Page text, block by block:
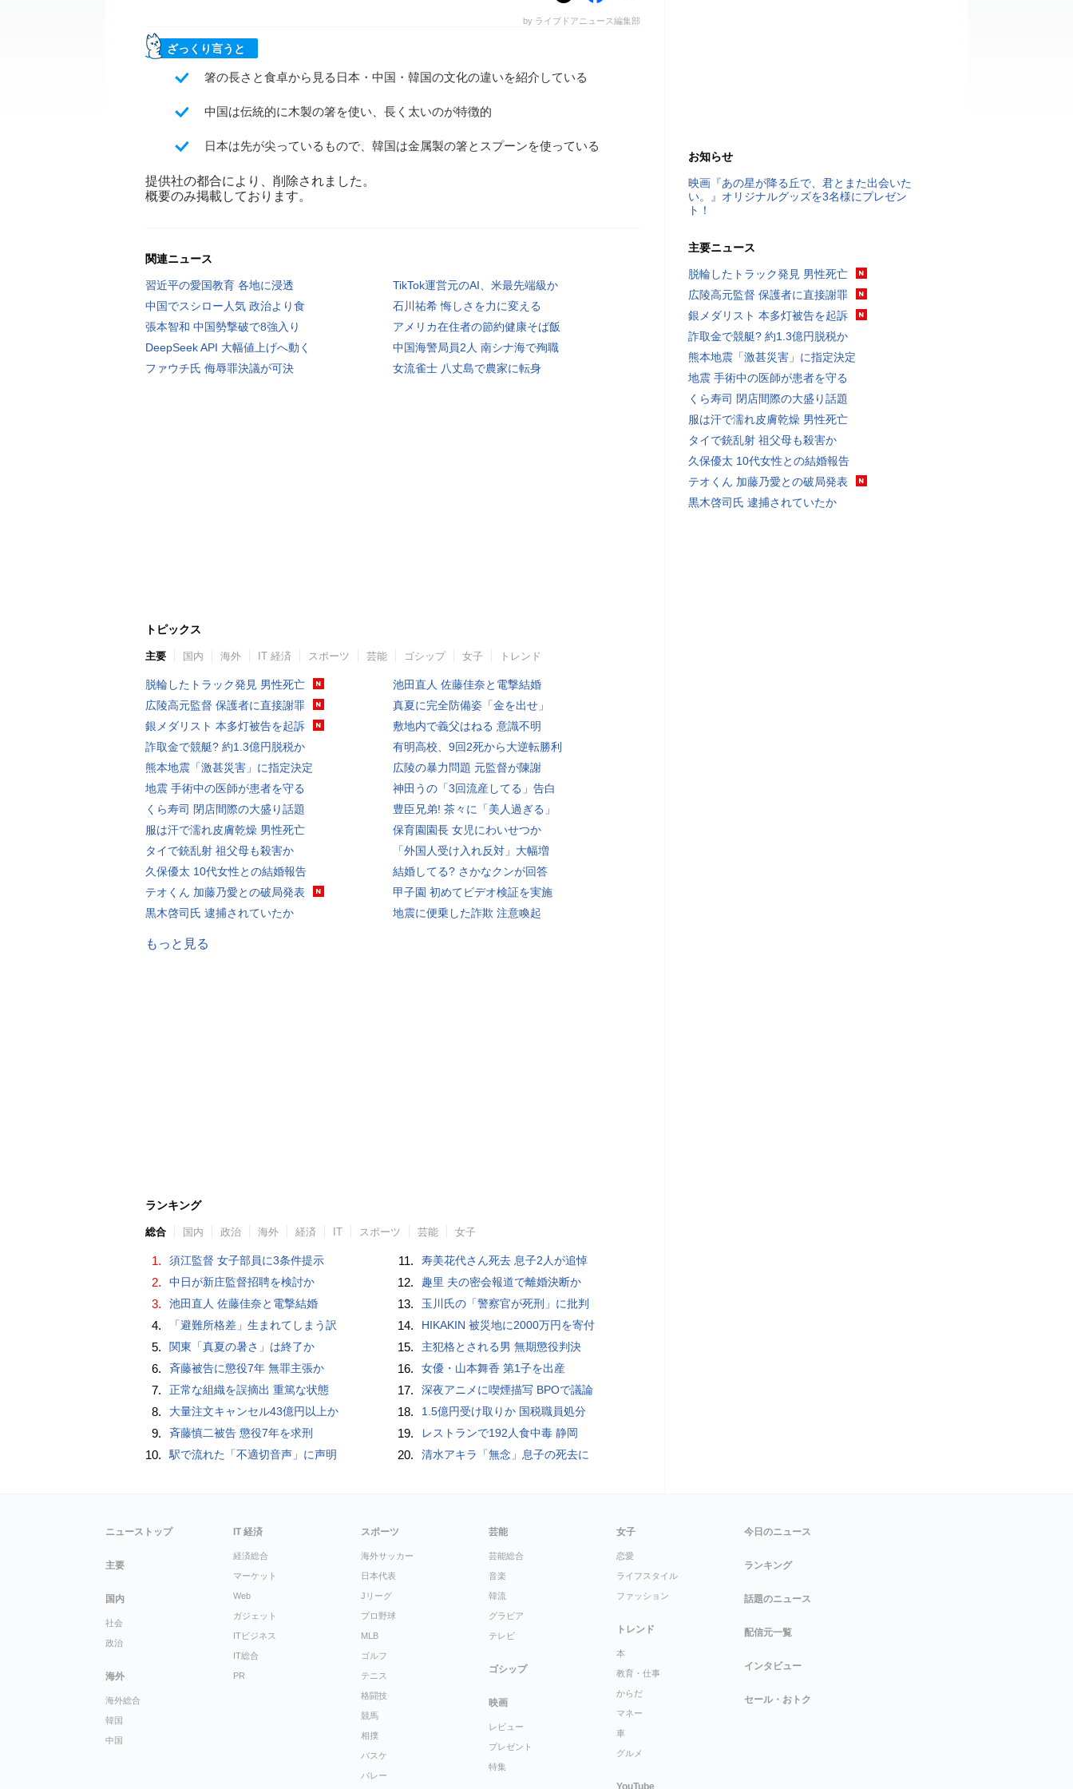
by ライブドアニュース編集部
ざっくり言うと
箸の長さと食卓から見る日本・中国・韓国の文化の違いを紹介している
中国は伝統的に木製の箸を使い、長く太いのが特徴的
日本は先が尖っているもので、韓国は金属製の箸とスプーンを使っている
提供社の都合により、削除されました。
概要のみ掲載しております。
関連ニュース
習近平の愛国教育 各地に浸透
TikTok運営元のAI、米最先端級か
中国でスシロー人気 政治より食
石川祐希 悔しさを力に変える
張本智和 中国勢撃破で8強入り
アメリカ在住者の節約健康そば飯
DeepSeek API 大幅値上げへ動く
中国海警局員2人 南シナ海で殉職
ファウチ氏 侮辱罪決議が可決
女流雀士 八丈島で農家に転身
トピックス
主要 国内 海外 IT 経済 スポーツ 芸能 ゴシップ 女子 トレンド
脱輪したトラック発見 男性死亡
広陵高元監督 保護者に直接謝罪
銀メダリスト 本多灯被告を起訴
詐取金で競艇? 約1.3億円脱税か
熊本地震「激甚災害」に指定決定
地震 手術中の医師が患者を守る
くら寿司 閉店間際の大盛り話題
服は汗で濡れ皮膚乾燥 男性死亡
タイで銃乱射 祖父母も殺害か
久保優太 10代女性との結婚報告
テオくん 加藤乃愛との破局発表
黒木啓司氏 逮捕されていたか
池田直人 佐藤佳奈と電撃結婚
真夏に完全防備姿「金を出せ」
敷地内で義父はねる 意識不明
有明高校、9回2死から大逆転勝利
広陵の暴力問題 元監督が陳謝
神田うの「3回流産してる」告白
豊臣兄弟! 茶々に「美人過ぎる」
保育園園長 女児にわいせつか
「外国人受け入れ反対」大幅増
結婚してる? さかなクンが回答
甲子園 初めてビデオ検証を実施
地震に便乗した詐欺 注意喚起
もっと見る
ランキング
総合 国内 政治 海外 経済 IT スポーツ 芸能 女子
1. 須江監督 女子部員に3条件提示
2. 中日が新庄監督招聘を検討か
3. 池田直人 佐藤佳奈と電撃結婚
4. 「避難所格差」生まれてしまう訳
5. 関東「真夏の暑さ」は終了か
6. 斉藤被告に懲役7年 無罪主張か
7. 正常な組織を誤摘出 重篤な状態
8. 大量注文キャンセル43億円以上か
9. 斉藤慎二被告 懲役7年を求刑
10. 駅で流れた「不適切音声」に声明
11. 寿美花代さん死去 息子2人が追悼
12. 趣里 夫の密会報道で離婚決断か
13. 玉川氏の「警察官が死刑」に批判
14. HIKAKIN 被災地に2000万円を寄付
15. 主犯格とされる男 無期懲役判決
16. 女優・山本舞香 第1子を出産
17. 深夜アニメに喫煙描写 BPOで議論
18. 1.5億円受け取りか 国税職員処分
19. レストランで192人食中毒 静岡
20. 清水アキラ「無念」息子の死去に
お知らせ
映画『あの星が降る丘で、君とまた出会いた
い。』オリジナルグッズを3名様にプレゼン
ト！
主要ニュース
脱輪したトラック発見 男性死亡
広陵高元監督 保護者に直接謝罪
銀メダリスト 本多灯被告を起訴
詐取金で競艇? 約1.3億円脱税か
熊本地震「激甚災害」に指定決定
地震 手術中の医師が患者を守る
くら寿司 閉店間際の大盛り話題
服は汗で濡れ皮膚乾燥 男性死亡
タイで銃乱射 祖父母も殺害か
久保優太 10代女性との結婚報告
テオくん 加藤乃愛との破局発表
黒木啓司氏 逮捕されていたか
ニューストップ
主要
国内
社会
政治
海外
海外総合
韓国
中国
IT 経済
経済総合
マーケット
Web
ガジェット
ITビジネス
IT総合
PR
スポーツ
海外サッカー
日本代表
Jリーグ
プロ野球
MLB
ゴルフ
テニス
格闘技
競馬
相撲
バスケ
バレー
芸能
芸能総合
音楽
韓流
グラビア
テレビ
ゴシップ
映画
レビュー
プレゼント
特集
女子
恋愛
ライフスタイル
ファッション
トレンド
本
教育・仕事
からだ
マネー
車
グルメ
YouTube
今日のニュース
ランキング
話題のニュース
配信元一覧
インタビュー
セール・おトク